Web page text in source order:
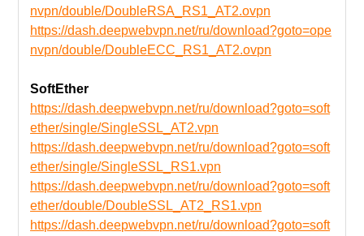
nvpn/double/DoubleRSA_RS1_AT2.ovpn
https://dash.deepwebvpn.net/ru/download?goto=ope
nvpn/double/DoubleECC_RS1_AT2.ovpn
SoftEther
https://dash.deepwebvpn.net/ru/download?goto=soft
ether/single/SingleSSL_AT2.vpn
https://dash.deepwebvpn.net/ru/download?goto=soft
ether/single/SingleSSL_RS1.vpn
https://dash.deepwebvpn.net/ru/download?goto=soft
ether/double/DoubleSSL_AT2_RS1.vpn
https://dash.deepwebvpn.net/ru/download?goto=soft